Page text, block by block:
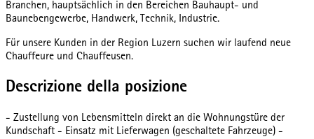
Branchen, hauptsächlich in den Bereichen Bauhaupt- und
Baunebengewerbe, Handwerk, Technik, Industrie.
Für unsere Kunden in der Region Luzern suchen wir laufend neue
Chauffeure und Chauffeusen.
Descrizione della posizione
- Zustellung von Lebensmitteln direkt an die Wohnungstüre der
Kundschaft - Einsatz mit Lieferwagen (geschaltete Fahrzeuge) -